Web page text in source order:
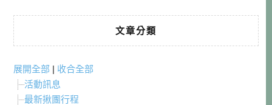
文章分類
展開全部 | 收合全部
活動訊息
最新揪團行程